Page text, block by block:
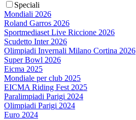
Speciali
Mondiali 2026
Roland Garros 2026
Sportmediaset Live Riccione 2026
Scudetto Inter 2026
Olimpiadi Invernali Milano Cortina 2026
Super Bowl 2026
Eicma 2025
Mondiale per club 2025
EICMA Riding Fest 2025
Paralimpiadi Parigi 2024
Olimpiadi Parigi 2024
Euro 2024